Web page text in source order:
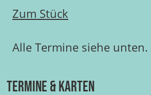
Zum Stück
Alle Termine siehe unten.
Termine & Karten